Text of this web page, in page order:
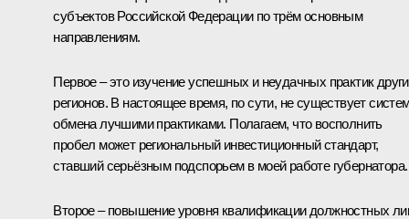
субъектов Российской Федерации по трём основным
направлениям.
Первое – это изучение успешных и неудачных практик
регионов. В настоящее время, по сути, не существует
обмена лучшими практиками. Полагаем, что восполнить
пробел может региональный инвестиционный стандарт,
ставший серьёзным подспорьем в моей работе губернатора.
Второе – повышение уровня квалификации должностных